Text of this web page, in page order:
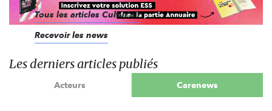
Tous les articles Cultur'air
Recevoir les news
Les derniers articles publiés
Acteurs Carenews